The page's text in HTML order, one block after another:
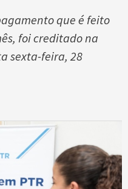
que é feito
foi creditado na
sexta-feira, 28